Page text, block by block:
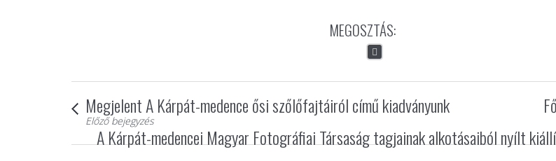
MEGOSZTÁS:
Megjelent A Kárpát-medence ősi szőlőfajtáiról című kiadványunk
Előző bejegyzés
A Kárpát-medencei Magyar Fotográfiai Társaság tagjainak alkotásaiból nyílt